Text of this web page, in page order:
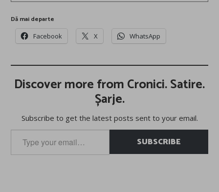
Dă mai departe
Facebook X WhatsApp
Discover more from Cronici. Satire.
Șarje.
Subscribe to get the latest posts sent to your email.
your
email…
SUBSCRIBE